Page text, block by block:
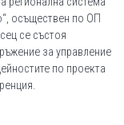
осъществен по ОП
се състоя
за управление
по проекта